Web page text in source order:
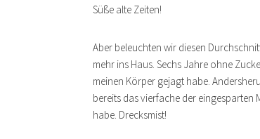
Süße alte Zeiten!
Aber beleuchten wir diesen
mehr ins Haus. Sechs Jahre ohne
meinen Körper gejagt habe.
bereits das vierfache der
habe. Drecksmist!